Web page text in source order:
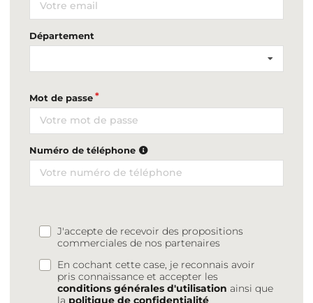
Département
Mot de passe
Numéro de téléphone
J'accepte de recevoir des propositions
commerciales de nos partenaires
En cochant cette case, je reconnais avoir
pris connaissance et accepter les
conditions générales d'utilisation ainsi que
la politique de confidentialité